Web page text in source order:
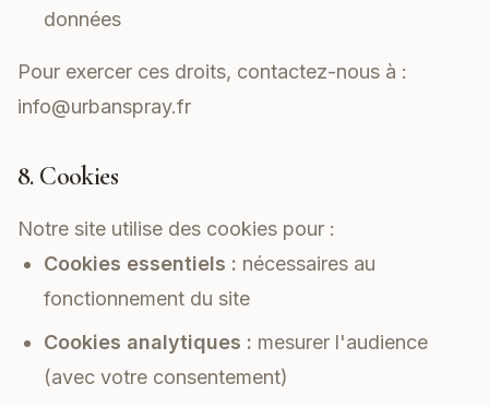
données
Pour exercer ces droits, contactez-nous à :
info@urbanspray.fr
8. Cookies
Notre site utilise des cookies pour :
Cookies essentiels : nécessaires au
fonctionnement du site
Cookies analytiques : mesurer l'audience
(avec votre consentement)